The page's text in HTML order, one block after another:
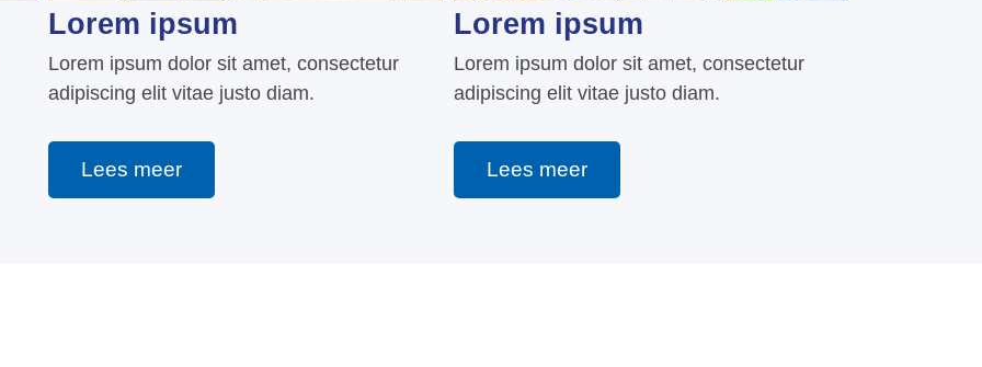
Lorem ipsum
Lorem ipsum dolor sit amet, consectetur
adipiscing elit vitae justo diam.
Lees meer
Lorem ipsum
Lorem ipsum dolor sit amet, consectetur
adipiscing elit vitae justo diam.
Lees meer